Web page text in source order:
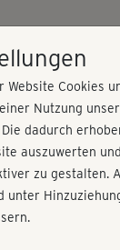
Website Cookies
Nutzung
dadurch
auszuwerten
zu gestalten.
unter